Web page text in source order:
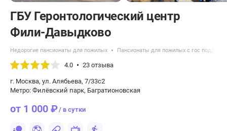
ГБУ Геронтологический центр
Фили-Давыдково
Недорогие пансионаты для пожилых Пансионаты для пожилых с гос
4.0 23 отзыва
г. Москва, ул. Алябьева, 7/33с2
Метро: Филёвский парк, Багратионовская
от 1 000 ₽/ в сутки